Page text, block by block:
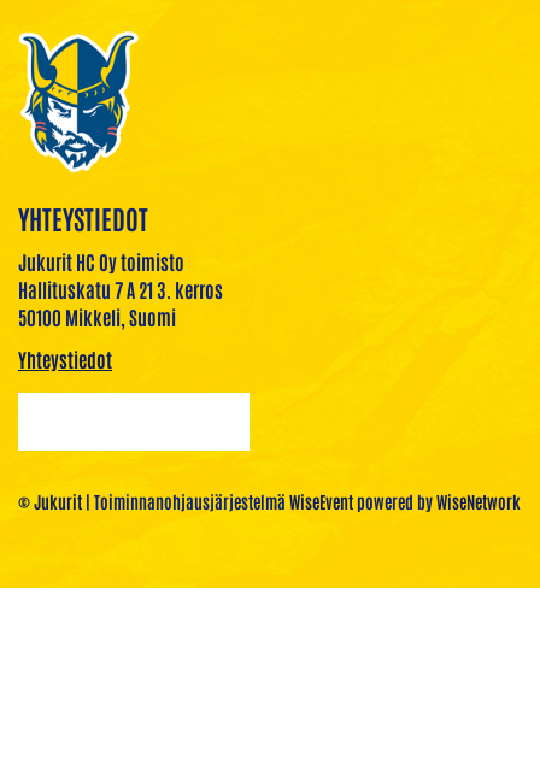
YHTEYSTIEDOT
Jukurit HC Oy toimisto
Hallituskatu 7 A 21 3. kerros
50100 Mikkeli, Suomi
Yhteystiedot
© Jukurit | Toiminnanohjausjärjestelmä WiseEventpowered byWiseNetwork